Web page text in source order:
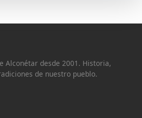
Alconétar desde 2001. Historia,
de nuestro pueblo.